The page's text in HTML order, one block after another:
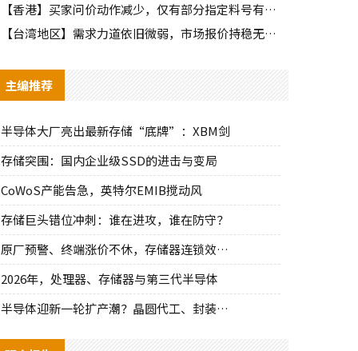
【香港】买家问价动作减少，仅有部分指定料号有零星询单动作
【台湾地区】需求力道依旧微弱，市场报价持稳无明显波动
主编推荐
半导体大厂亮出最新存储“底牌”：XBM剑
存储突围：国内企业级SSD的进击与变局
CoWoS产能告急，英特尔EMIB搅动风
存储巨头错位冲刺：谁在进攻，谁在防守？
原厂预警、终端涨价不休，存储器连锁效应持
2026年，处理器、存储器与第三代半导体
半导体迎新一轮扩产潮？晶圆代工、封装、光